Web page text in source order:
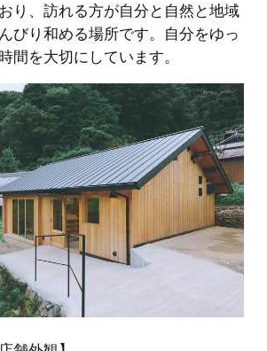
り、訪れる方が自分と自然と地域
びり和める場所です。自分をゆっ
間を大切にしています。